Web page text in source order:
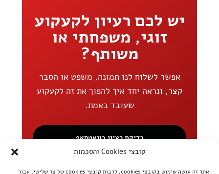
קובצי Cookies והסכמות
אתר זה עושה שימוש בקובצי cookies, לרבות קובצי cookies של צד שלישי, עבור
יש לכם רעיון לקעקוע
זוגי, משפחתי או
משותף?
אפשר לשלוח לנו תמונה, משפט או הסבר
קצר, ונראה יחד איך להפוך את זה לקעקוע
שעובד באמת.
בדיקת רעיון בוואטסאפ